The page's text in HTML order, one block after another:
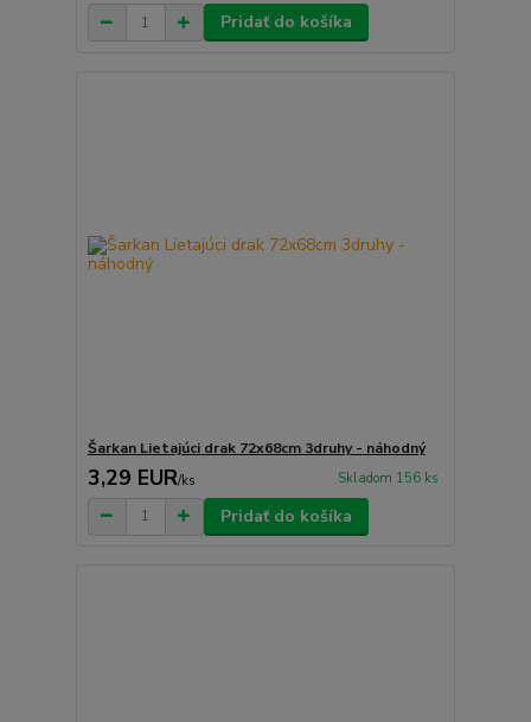
Pridať do košíka
Šarkan Lietajúci drak 72x68cm 3druhy - náhodný
3,29 EUR/ks Skladom 156 ks
Pridať do košíka